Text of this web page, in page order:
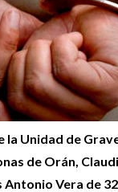
la Unidad de
de Orán,
Antonio Vera de